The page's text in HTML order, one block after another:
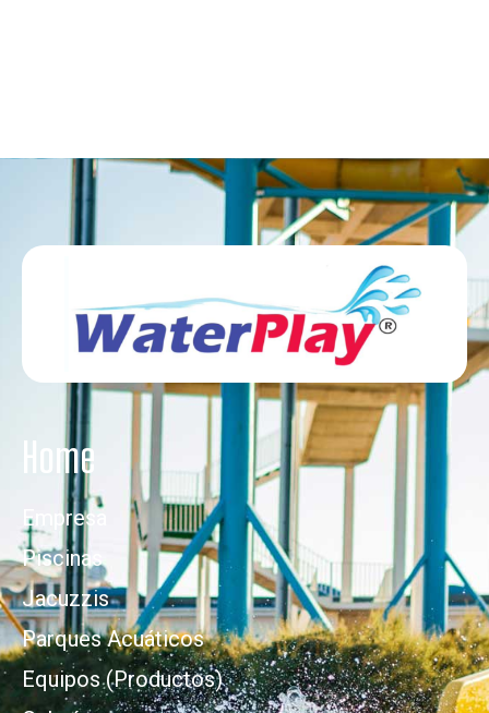
Home
Empresa
Piscinas
Jacuzzis
Parques Acuáticos
Equipos (Productos)